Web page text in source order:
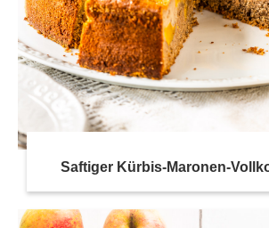
Saftiger Kürbis-Maronen-